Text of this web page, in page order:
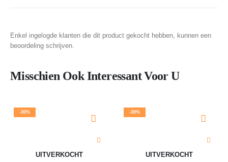
Enkel ingelogde klanten die dit product gekocht hebben, kunnen een
beoordeling schrijven.
Misschien Ook Interessant Voor U
-30%
UITVERKOCHT
-30%
UITVERKOCHT